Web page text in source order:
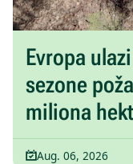
Evropa
sezone
miliona
Aug. 06, 2026